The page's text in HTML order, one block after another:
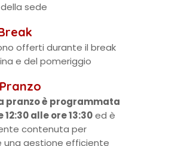
sede
offerti durante il break
e del pomeriggio
pranzo è programmata
alle ore 13:30ed è
contenuta per
una gestione efficiente